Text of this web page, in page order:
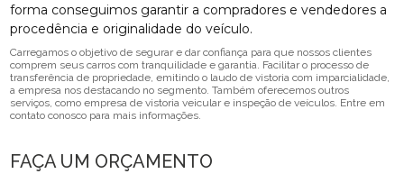
forma conseguimos garantir a compradores e vendedores a
procedência e originalidade do veículo.
Carregamos o objetivo de segurar e dar confiança para que nossos clientes
comprem seus carros com tranquilidade e garantia. Facilitar o processo de
transferência de propriedade, emitindo o laudo de vistoria com imparcialidade,
a empresa nos destacando no segmento. Também oferecemos outros
serviços, como empresa de vistoria veicular e inspeção de veículos. Entre em
contato conosco para mais informações.
FAÇA UM ORÇAMENTO